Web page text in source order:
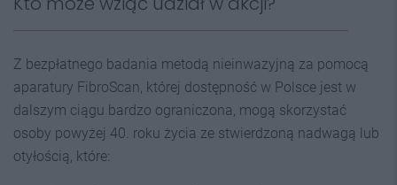
Z bezpłatnego badania metodą nieinwazyjną za pomocą
aparatury FibroScan, której dostępność w Polsce jest w
dalszym ciągu bardzo ograniczona, mogą skorzystać
osoby powyżej 40. roku życia ze stwierdzoną nadwagą lub
otyłością, które: